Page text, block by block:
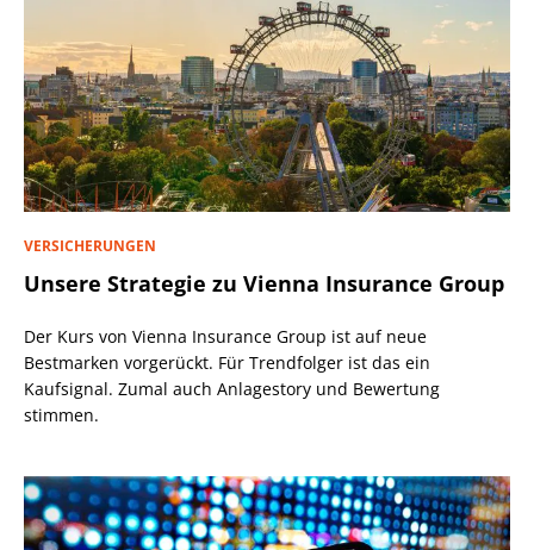
VERSICHERUNGEN
Unsere Strategie zu Vienna Insurance Group
Der Kurs von Vienna Insurance Group ist auf neue
Bestmarken vorgerückt. Für Trendfolger ist das ein
Kaufsignal. Zumal auch Anlagestory und Bewertung
stimmen.